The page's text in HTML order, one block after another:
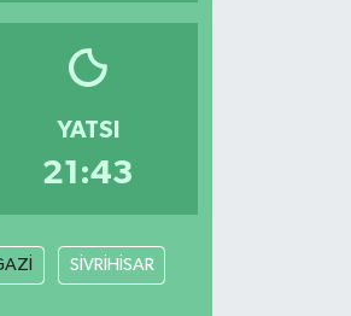
YATSI
21:43
SİVRİHİSAR